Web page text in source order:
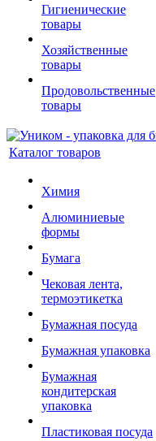
Гигиенические
товары
Хозяйственные
товары
Продовольственные
товары
Каталог товаров
Химия
Алюминиевые
формы
Бумага
Чековая лента,
термоэтикетка
Бумажная посуда
Бумажная упаковка
Бумажная
кондитерская
упаковка
Пластиковая посуда